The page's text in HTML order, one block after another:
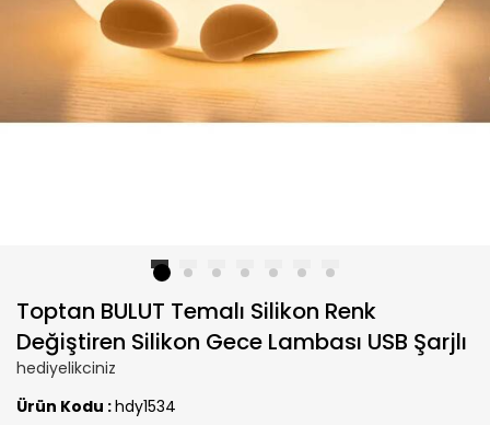
2 3 4 5 6 7
Toptan BULUT Temalı Silikon Renk
Değiştiren Silikon Gece Lambası USB Şarjlı
hediyelikciniz
Ürün Kodu :hdy1534